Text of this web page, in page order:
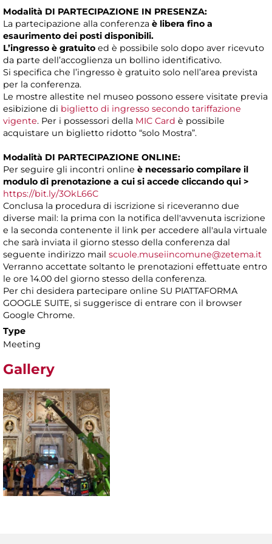
Modalità DI PARTECIPAZIONE IN PRESENZA:
La partecipazione alla conferenza è libera fino a
esaurimento dei posti disponibili.
L’ingresso è gratuito ed è possibile solo dopo aver ricevuto
da parte dell’accoglienza un bollino identificativo.
Si specifica che l’ingresso è gratuito solo nell’area prevista
per la conferenza.
Le mostre allestite nel museo possono essere visitate previa
esibizione di biglietto di ingresso secondo tariffazione
vigente. Per i possessori della MIC Card è possibile
acquistare un biglietto ridotto “solo Mostra”.
Modalità DI PARTECIPAZIONE ONLINE:
Per seguire gli incontri online è necessario compilare il
modulo di prenotazione a cui si accede cliccando qui >
https://bit.ly/3OkL66C
Conclusa la procedura di iscrizione si riceveranno due
diverse mail: la prima con la notifica dell'avvenuta iscrizione
e la seconda contenente il link per accedere all'aula virtuale
che sarà inviata il giorno stesso della conferenza dal
seguente indirizzo mail scuole.museiincomune@zetema.it
Verranno accettate soltanto le prenotazioni effettuate entro
le ore 14.00 del giorno stesso della conferenza.
Per chi desidera partecipare online SU PIATTAFORMA
GOOGLE SUITE, si suggerisce di entrare con il browser
Google Chrome.
Type
Meeting
Gallery